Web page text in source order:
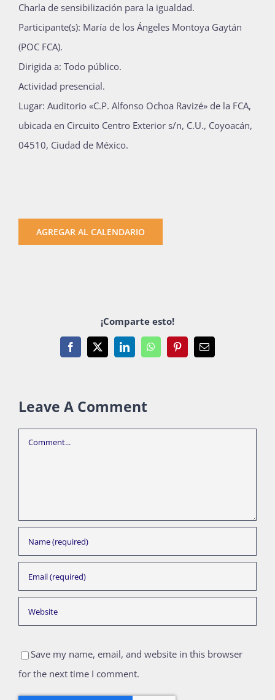
Charla de sensibilización para la igualdad.
Participante(s): María de los Ángeles Montoya Gaytán
(POC FCA).
Dirigida a: Todo público.
Actividad presencial.
Lugar: Auditorio «C.P. Alfonso Ochoa Ravizé» de la FCA,
ubicada en Circuito Centro Exterior s/n, C.U., Coyoacán,
04510, Ciudad de México.
AGREGAR AL CALENDARIO
¡Comparte esto!
Facebook
X LinkedInWhatsAppPinterestEmail
Leave A Comment
Comment
Save my name, email, and website in this browser
for the next time I comment.